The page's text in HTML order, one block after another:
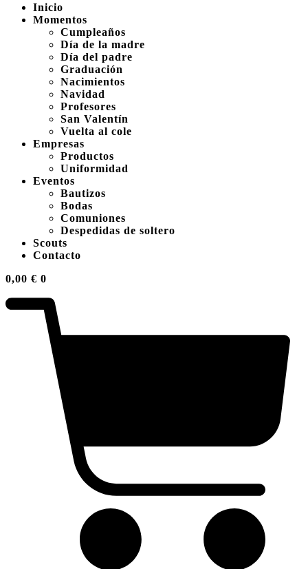
Inicio
Momentos
Cumpleaños
Día de la madre
Día del padre
Graduación
Nacimientos
Navidad
Profesores
San Valentín
Vuelta al cole
Empresas
Productos
Uniformidad
Eventos
Bautizos
Bodas
Comuniones
Despedidas de soltero
Scouts
Contacto
0,00 € 0